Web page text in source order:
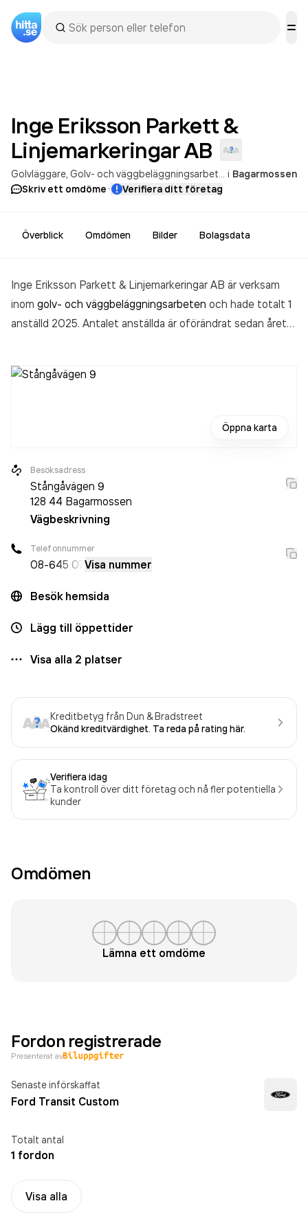
Inge Eriksson Parkett &
LinjemarkeringarAB
Golvläggare Golv- och väggbeläggningsarbeten i Bagarmossen
Skriv ett omdöme· Verifiera ditt företag
Överblick Omdömen Bilder Bolagsdata
Inge Eriksson Parkett & Linjemarkeringar AB är verksam
inom golv- och väggbeläggningsarbeten och hade totalt 1
anställd 2025. Antalet anställda är oförändrat sedan året
omsatte 1 383 000,00 kr
Öppna karta
Besöksadress
Stångåvägen 9
128 44 Bagarmossen
Vägbeskrivning
Telefonnummer
08-645 07 Visa nummer
Besök hemsida
Lägg till öppettider
Visa alla 2 platser
Kreditbetyg från Dun & Bradstreet
Okänd kreditvärdighet. Ta reda på rating här.
Verifiera idag
Ta kontroll över ditt företag och nå fler potentiella
kunder
Omdömen
Lämna ett omdöme
Fordon registrerade
Presenterat av
Senaste införskaffat
Ford Transit Custom
Totalt antal
1 fordon
Visa alla